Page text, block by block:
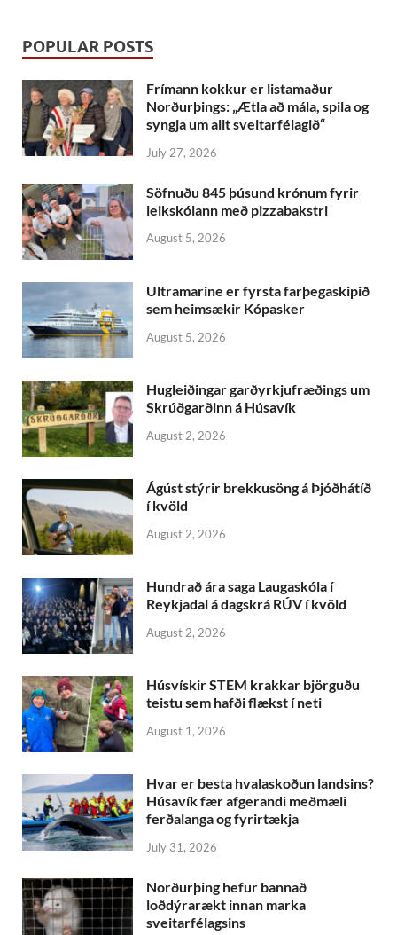
POPULAR POSTS
Frímann kokkur er listamaður
Norðurþings: „Ætla að mála, spila og
syngja um allt sveitarfélagið“
July 27, 2026
Söfnuðu 845 þúsund krónum fyrir
leikskólann með pizzabakstri
August 5, 2026
Ultramarine er fyrsta farþegaskipið
sem heimsækir Kópasker
August 5, 2026
Hugleiðingar garðyrkjufræðings um
Skrúðgarðinn á Húsavík
August 2, 2026
Ágúst stýrir brekkusöng á Þjóðhátíð
í kvöld
August 2, 2026
Hundrað ára saga Laugaskóla í
Reykjadal á dagskrá RÚV í kvöld
August 2, 2026
Húsvískir STEM krakkar björguðu
teistu sem hafði flækst í neti
August 1, 2026
Hvar er besta hvalaskoðun landsins?
Húsavík fær afgerandi meðmæli
ferðalanga og fyrirtækja
July 31, 2026
Norðurþing hefur bannað
loðdýrarækt innan marka
sveitarfélagsins